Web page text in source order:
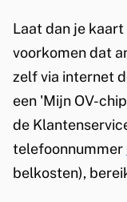
Laat dan je
voorkomen dat
zelf via internet
een 'Mijn OV-
de
telefoonnummer
belkosten),